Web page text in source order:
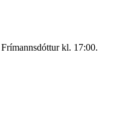
kl. 17:00.